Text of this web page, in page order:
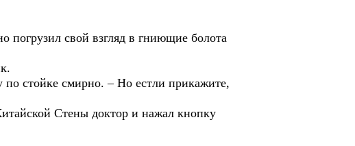
погрузил свой взгляд в гниющие болота
стойке смирно. – Но естли прикажите,
Стены доктор и нажал кнопку